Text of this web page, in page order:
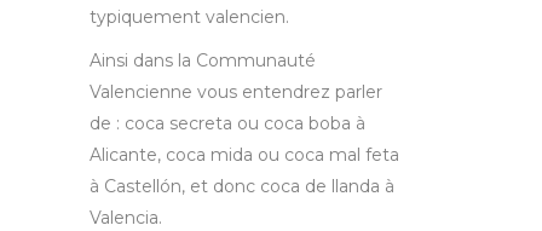
typiquement valencien.
Ainsi dans la Communauté
Valencienne vous entendrez parler
de : coca secreta ou coca boba à
Alicante, coca mida ou coca mal feta
à Castellón, et donc coca de llanda à
Valencia.